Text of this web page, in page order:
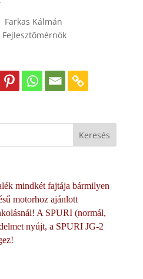
mindkét fajtája bármilyen
motorhoz ajánlott
A SPURI (normál,
nyújt, a SPURI JG-2